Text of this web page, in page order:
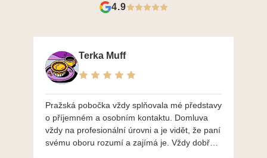
4.9
Terka Muff
Pražská pobočka vždy splňovala mé představy
o příjemném a osobním kontaktu. Domluva
vždy na profesionální úrovni a je vidět, že paní
svému oboru rozumí a zajímá je. Vždy dobře a